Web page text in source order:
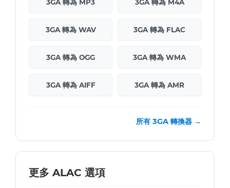
3GA 轉為 MP3 3GA 轉為 M4A
3GA 轉為 WAV 3GA 轉為 FLAC
3GA 轉為 OGG 3GA 轉為 WMA
3GA 轉為 AIFF 3GA 轉為 AMR
所有 3GA 轉換器 →
更多 ALAC 選項